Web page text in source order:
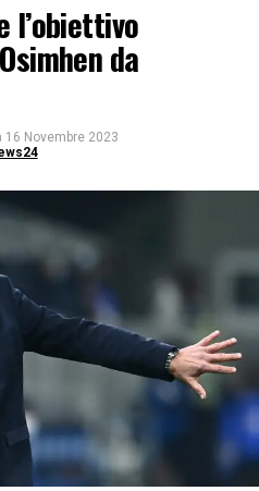
l’obiettivo
da
16 Novembre 2023